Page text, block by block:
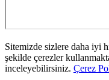
Sitemizde sizlere daha iyi
şekilde çerezler
inceleyebilirsiniz. Çerez